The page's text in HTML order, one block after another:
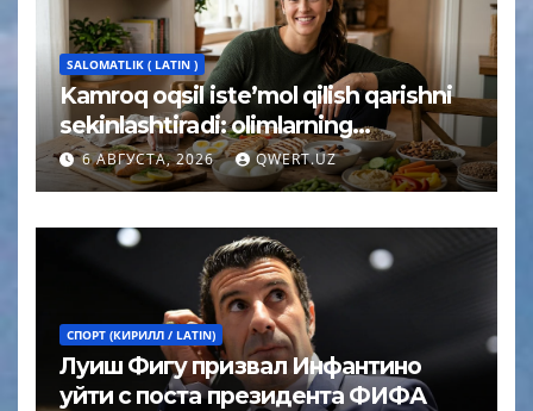
SALOMATLIK ( LATIN )
Kamroq oqsil iste’mol qilish qarishni
sekinlashtiradi: olimlarning
kutilmagan xulosasi
6 АВГУСТА, 2026 QWERT.UZ
СПОРТ (КИРИЛЛ / LATIN)
Луиш Фигу призвал Инфантино
уйти с поста президента ФИФА